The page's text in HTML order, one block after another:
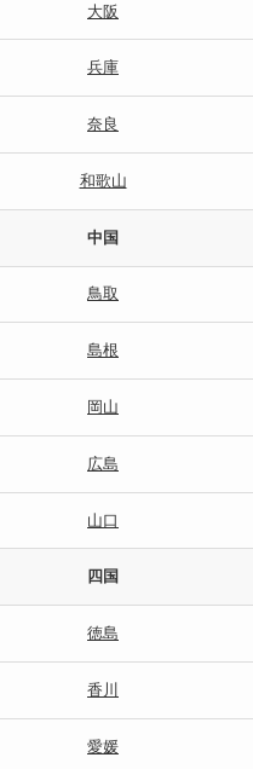
大阪
兵庫
奈良
和歌山
中国
鳥取
島根
岡山
広島
山口
四国
徳島
香川
愛媛